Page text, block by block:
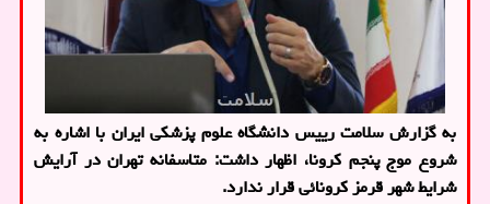
به گزارش سلامت رییس دانشگاه علوم پزشکی ایران با اشاره به
شروع موج پنجم کرونا، اظهار داشت: متاسفانه تهران در آرایش
شرایط شهر قرمز کرونائی قرار ندارد.